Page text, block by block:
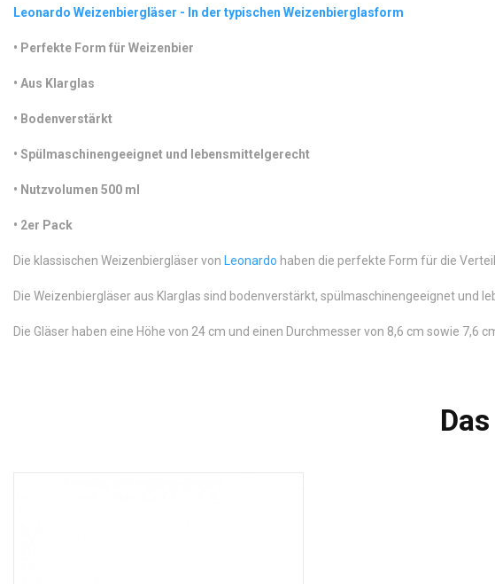
Leonardo Weizenbiergläser - In der typischen Weizenbierglasform
• Perfekte Form für Weizenbier
• Aus Klarglas
• Bodenverstärkt
• Spülmaschinengeeignet und lebensmittelgerecht
• Nutzvolumen 500 ml
• 2er Pack
Die klassischen Weizenbiergläser von Leonardo haben die perfekte Form für die
Die Weizenbiergläser aus Klarglas sind bodenverstärkt, spülmaschinengeeignet und
Die Gläser haben eine Höhe von 24 cm und einen Durchmesser von 8,6 cm sowie 7,6